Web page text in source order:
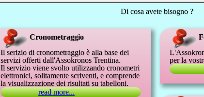
Di cosa avete bisogno ?
Cronometraggio
Il serizio di cronometraggio è alla base dei
servizi offerti dall'Assokronos Trentina.
Il servizio viene svolto utilizzando cronometri
elettronici, solitamente scriventi, e comprende
la visualizzazione dei risultati su tabelloni.
read more...
per la